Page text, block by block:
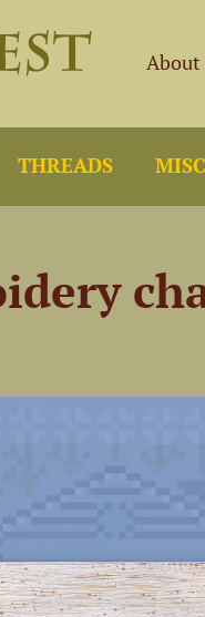
About
THREADS MISC